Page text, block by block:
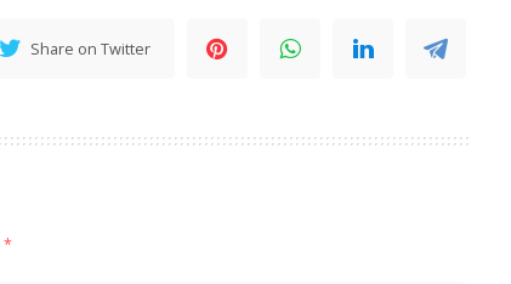
Share on Twitter
*